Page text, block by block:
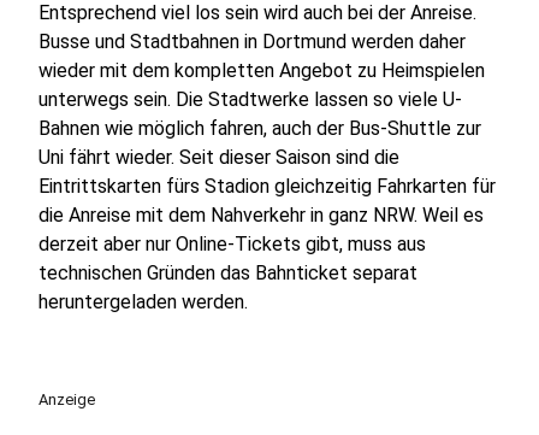
Entsprechend viel los sein wird auch bei der Anreise.
Busse und Stadtbahnen in Dortmund werden daher
wieder mit dem kompletten Angebot zu Heimspielen
unterwegs sein. Die Stadtwerke lassen so viele U-
Bahnen wie möglich fahren, auch der Bus-Shuttle zur
Uni fährt wieder. Seit dieser Saison sind die
Eintrittskarten fürs Stadion gleichzeitig Fahrkarten für
die Anreise mit dem Nahverkehr in ganz NRW. Weil es
derzeit aber nur Online-Tickets gibt, muss aus
technischen Gründen das Bahnticket separat
heruntergeladen werden.
Anzeige